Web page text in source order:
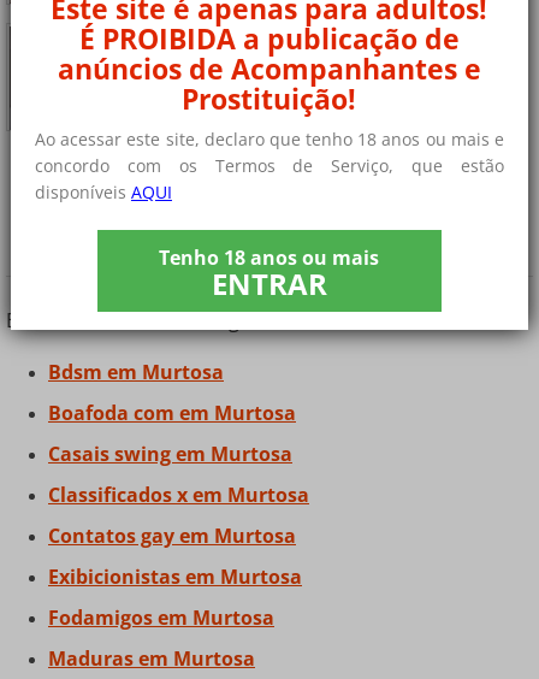
jovem procura maturidade
eu sou um menino educado Atleta, forte e saudável
Buscando......
+ 5 fotos privadas
¿Você está procurando outros tipos de
Encontre contatos e amigos em Murtosa
Bdsm em Murtosa
Boafoda com em Murtosa
Casais swing em Murtosa
Classificados x em Murtosa
Contatos gay em Murtosa
Exibicionistas em Murtosa
Fodamigos em Murtosa
Maduras em Murtosa
Este site é apenas para adultos!
É PROIBIDA a publicação de
anúncios de Acompanhantes e
Prostituição!
Ao acessar este site, declaro que tenho 18 anos ou mais e
concordo com os Termos de Serviço, que estão
disponíveis AQUI
Tenho 18 anos ou mais
ENTRAR